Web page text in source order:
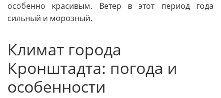
особенно красивым. Ветер в этот период года
сильный и морозный.
Климат города
Кронштадта: погода и
особенности